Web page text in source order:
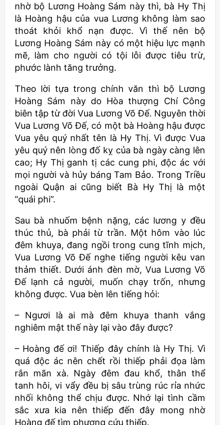
nhờ bộ Lương Hoàng Sám này thì, bà Hy Thị
là Hoàng hậu của vua Lương không làm sao
thoát khỏi khổ nạn được. Vì thế nên bộ
Lương Hoàng Sám này có một hiệu lực mạnh
mẽ, làm cho người có tội lỗi được tiêu trừ,
phước lành tăng trưởng.
Theo lời tựa trong chính văn thì bộ Lương
Hoàng Sám này do Hòa thượng Chí Công
biên tập từ đời Vua Lương Võ Đế. Nguyên thời
Vua Lương Võ Đế, có một bà Hoàng hậu được
Vua yêu quý nhất tên là Hy Thị. Vì được Vua
yêu quý nên lòng đố kỵ của bà ngày càng lên
cao; Hy Thị ganh tị các cung phi, độc ác với
mọi người và hủy báng Tam Bảo. Trong Triều
ngoài Quận ai cũng biết Bà Hy Thị là một
“quái phi”.
Sau bà nhuốm bệnh nặng, các lương y đều
thúc thủ, bà phải từ trần. Một hôm vào lúc
đêm khuya, đang ngồi trong cung tĩnh mịch,
Vua Lương Võ Đế nghe tiếng người kêu van
thảm thiết. Dưới ánh đèn mờ, Vua Lương Võ
Đế lạnh cả người, muốn chạy trốn, nhưng
không được. Vua bèn lên tiếng hỏi:
– Ngươi là ai mà đêm khuya thanh vắng
nghiêm mật thế này lại vào đây được?
– Hoàng đế ơi! Thiếp đây chính là Hy Thị. Vì
quá độc ác nên chết rồi thiếp phải đọa làm
rắn mãn xà. Ngày đêm đau khổ, thân thể
tanh hôi, vi vẩy đều bị sâu trùng rúc rỉa nhức
nhối không thể chịu được. Nhớ lại tình cầm
sắc xưa kia nên thiếp đến đây mong nhờ
Hoàng đế tìm phương cứu thiếp.